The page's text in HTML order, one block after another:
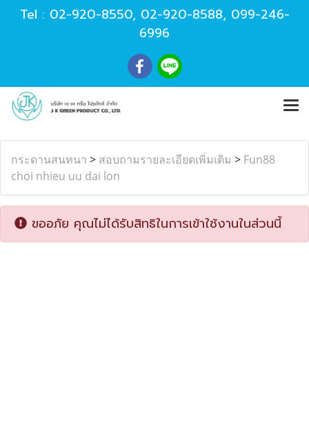
Tel : 02-920-8550, 02-920-8588, 099-246-
6996
กระดานสนทนา > สอบถามรายละเอียดเพิ่มเติม > Fun88
choi nhieu uu dai lon
ขออภัย คุณไม่ได้รับสิทธิในการเข้าใช้งานในส่วนนี้